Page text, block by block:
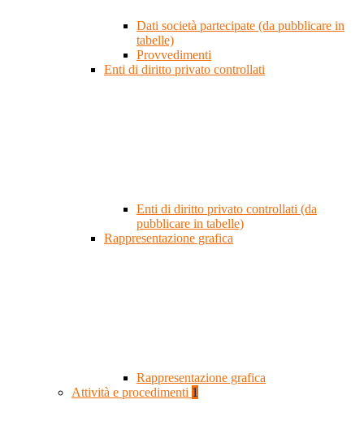
Dati società partecipate (da pubblicare in
tabelle)
Provvedimenti
Enti di diritto privato controllati
Enti di diritto privato controllati (da
pubblicare in tabelle)
Rappresentazione grafica
Rappresentazione grafica
Attività e procedimenti 1